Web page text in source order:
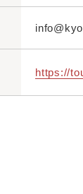
https://